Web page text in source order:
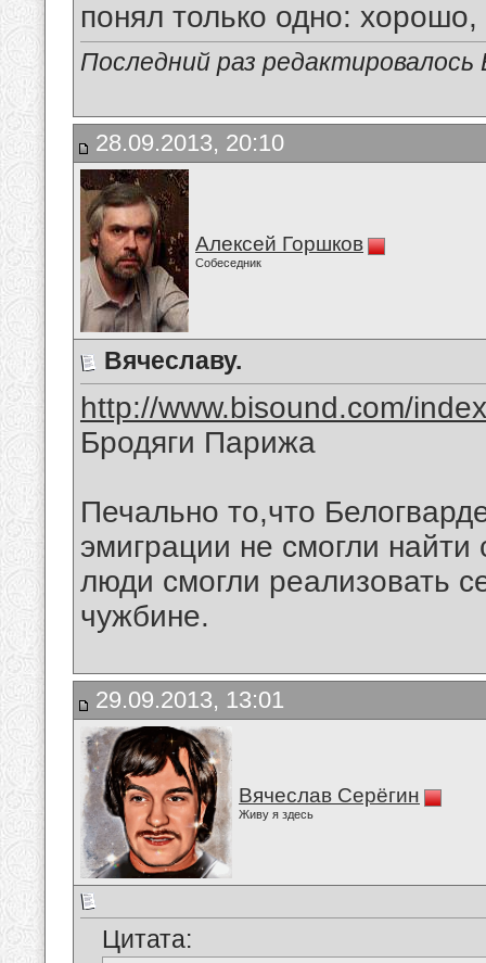
понял только одно:
Последний раз
28.09.2013, 20:10
Алексей Горшков
Собеседник
Вячеславу.
http://www.bisound.com/
Бродяги Парижа
Печально то,что
эмиграции не смогли
люди смогли реализовать
чужбине.
29.09.2013, 13:01
Вячеслав Серёгин
Живу я здесь
Цитата: